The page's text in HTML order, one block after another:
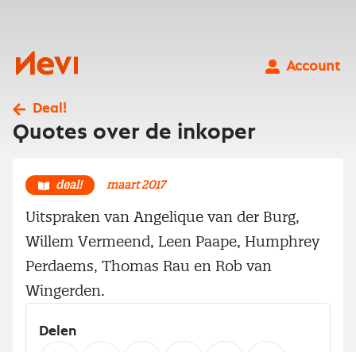
Nevi
Account
Deal!
Quotes over de inkoper
deal! maart 2017
Uitspraken van Angelique van der Burg,
Willem Vermeend, Leen Paape, Humphrey
Perdaems, Thomas Rau en Rob van
Wingerden.
Delen